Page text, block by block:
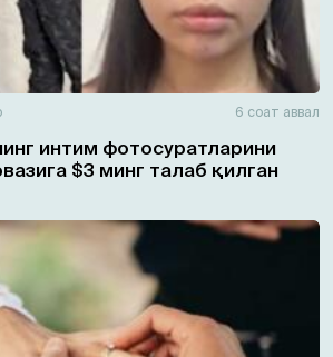
6 соат аввал
интим фотосуратларини
$3 минг талаб қилган